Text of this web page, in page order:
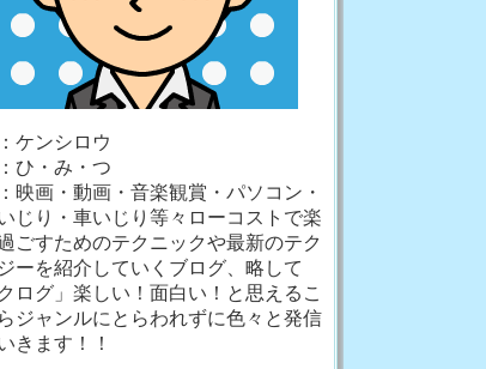
ケンシロウ
ひ・み・つ
映画・動画・音楽観賞・パソコン・
じり・車いじり等々ローコストで楽
ごすためのテクニックや最新のテク
ーを紹介していくブログ、略して
クログ」楽しい！面白い！と思えるこ
ジャンルにとらわれずに色々と発信
きます！！